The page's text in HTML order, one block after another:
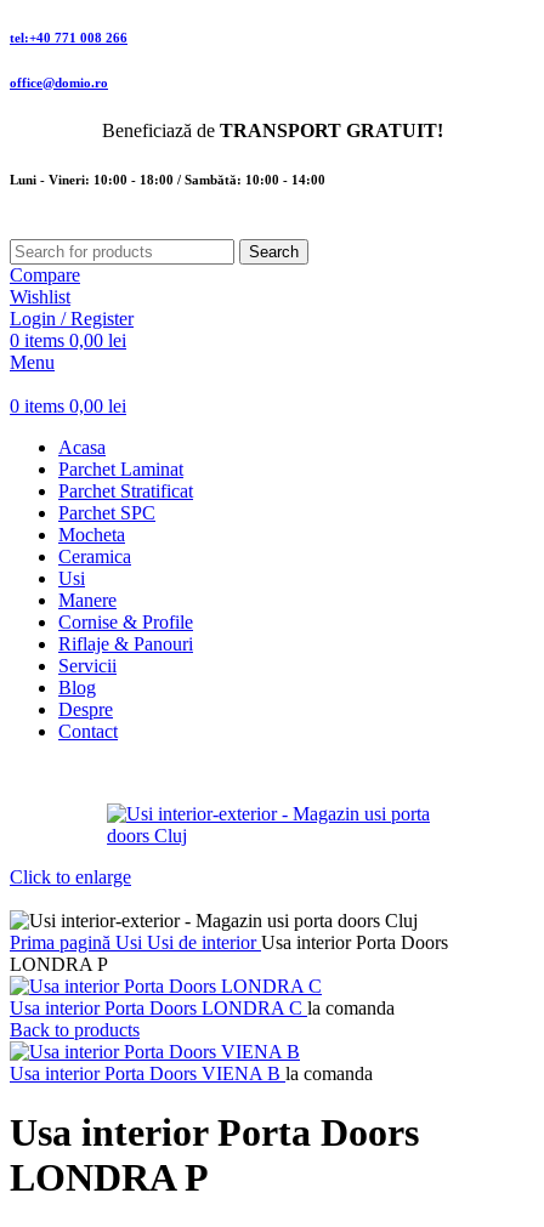
tel:+40 771 008 266
office@domio.ro
Beneficiază de TRANSPORT GRATUIT!
Luni - Vineri: 10:00 - 18:00 / Sambătă: 10:00 - 14:00
Search
Compare
Wishlist
Login / Register
0 items 0,00 lei
Menu
0 items 0,00 lei
Acasa
Parchet Laminat
Parchet Stratificat
Parchet SPC
Mocheta
Ceramica
Usi
Manere
Cornise & Profile
Riflaje & Panouri
Servicii
Blog
Despre
Contact
Click to enlarge
Prima pagină Usi Usi de interiorUsa interior Porta Doors
LONDRA P
Usa interior Porta Doors LONDRA C la comanda
Back to products
Usa interior Porta Doors VIENA B la comanda
Usa interior Porta Doors
LONDRA P